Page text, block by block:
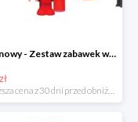
Hit cenowy - Zestaw zabawek w jajku